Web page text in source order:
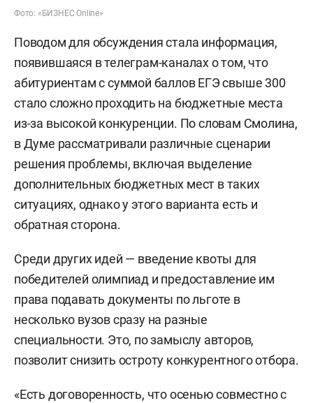
Фото: «БИЗНЕС Online»
Поводом для обсуждения стала информация,
появившаяся в телеграм-каналах о том, что
абитуриентам с суммой баллов ЕГЭ свыше 300
стало сложно проходить на бюджетные места
из-за высокой конкуренции. По словам Смолина,
в Думе рассматривали различные сценарии
решения проблемы, включая выделение
дополнительных бюджетных мест в таких
ситуациях, однако у этого варианта есть и
обратная сторона.
Среди других идей — введение квоты для
победителей олимпиад и предоставление им
права подавать документы по льготе в
несколько вузов сразу на разные
специальности. Это, по замыслу авторов,
позволит снизить остроту конкурентного отбора.
«Есть договоренность, что осенью совместно с